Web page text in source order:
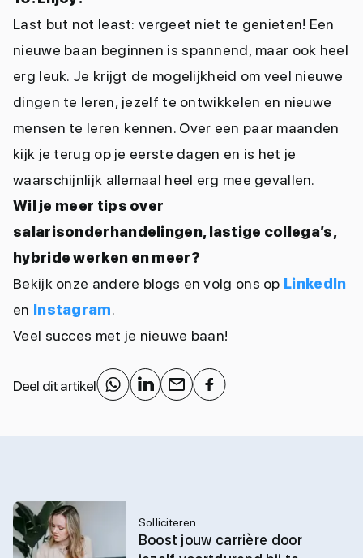
Last but not least: vergeet niet te genieten! Een
nieuwe baan beginnen is spannend, maar ook heel
erg leuk. Je krijgt de mogelijkheid om veel nieuwe
dingen te leren, jezelf te ontwikkelen en nieuwe
mensen te leren kennen. Over een paar maanden
kijk je terug op je eerste dagen en is het je
waarschijnlijk allemaal heel erg mee gevallen.
Wil je meer tips over
salarisonderhandelingen, lastige collega’s,
hybride werken en meer?
Bekijk onze andere blogs en volg ons op LinkedIn
en Instagram.
Veel succes met je nieuwe baan!
Deel dit artikel
Solliciteren
Boost jouw carrière door